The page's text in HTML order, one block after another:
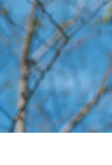
Landscape 4K-Movie
Music
Search